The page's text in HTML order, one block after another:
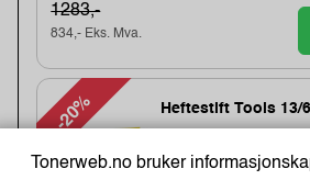
1283,-
834,- Eks. Mva.
-20% Heftestift Tools 13/
Lagerstatus:49 stk på
Tonerweb.no bruker